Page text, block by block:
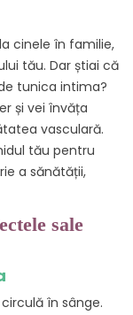
pot influența
cel de
colagenul,
tunica
lua pentru a
cinele în familie,
tău. Dar știai că
tunica intima?
și vei învăța
vasculară.
tău pentru
a sănătății,
sale
în sânge.